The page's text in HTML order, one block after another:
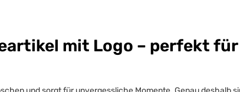
mit Logo – perfekt